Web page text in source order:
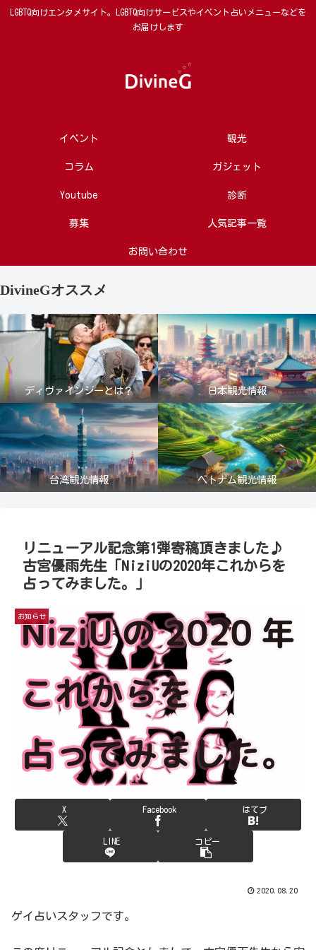
LGBTQ向けエンタメサイト。LGBTQ向けサービスやイベント占いメニューなどを
お届けします
イベント 観光
コラム ガジェット
Youtube 診断
募集 人気記事一覧
お問い合わせ
DivineGオススメ
ディヴァインジーとは？ 日本観光情報
台湾観光情報 ベトナム観光情報
リニューアル記念第1弾寄稿頂きました♪
古宮優雨先生「NiziUの2020年これからを
占ってみました。」
お知らせ
X Facebook はてブ
LINE コピー
2020.08.20
ゲイ占いスタッフです。